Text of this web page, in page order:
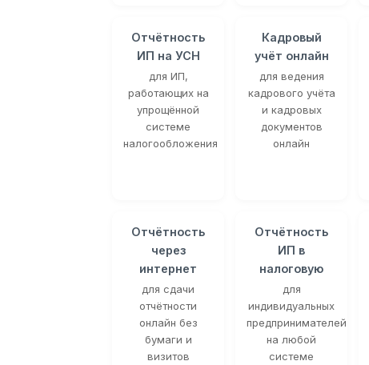
Отчётность
ИП на УСН
для ИП,
работающих на
упрощённой
системе
налогообложения
Кадровый
учёт онлайн
для ведения
кадрового учёта
и кадровых
документов
онлайн
Отчётность
через
интернет
для сдачи
отчётности
онлайн без
бумаги и
визитов
Отчётность
ИП в
налоговую
для
индивидуальных
предпринимателей
на любой
системе